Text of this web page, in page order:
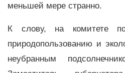
меньшей мере странно.
К слову, на комитете по
природопользованию и
неубранным